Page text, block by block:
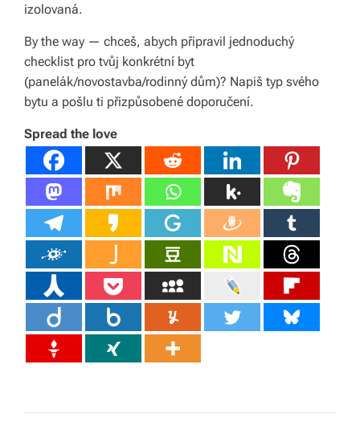
izolovaná.
By the way — chceš, abych připravil jednoduchý
checklist pro tvůj konkrétní byt
(panelák/novostavba/rodinný dům)? Napiš typ svého
bytu a pošlu ti přizpůsobené doporučení.
Spread the love